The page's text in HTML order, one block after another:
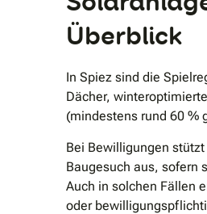
Überblick
In Spiez sind die
Dächer,
(mindestens rund 60 %
Bei Bewilligungen
Baugesuch aus, sofern
Auch in solchen Fällen
oder